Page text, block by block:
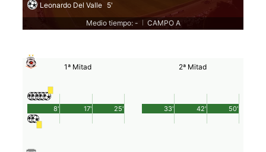
Leonardo Del Valle 5'
Medio tiempo: - CAMPO A
1ª Mitad
25'
8' 17'
2ª Mitad
50'
33' 42'